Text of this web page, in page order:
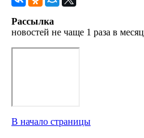
Рассылка
новостей не чаще 1 раза в месяц
В начало страницы